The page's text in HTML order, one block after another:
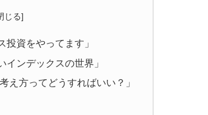
資をやってます」
ンデックスの世界」
え方ってどうすればいい？」